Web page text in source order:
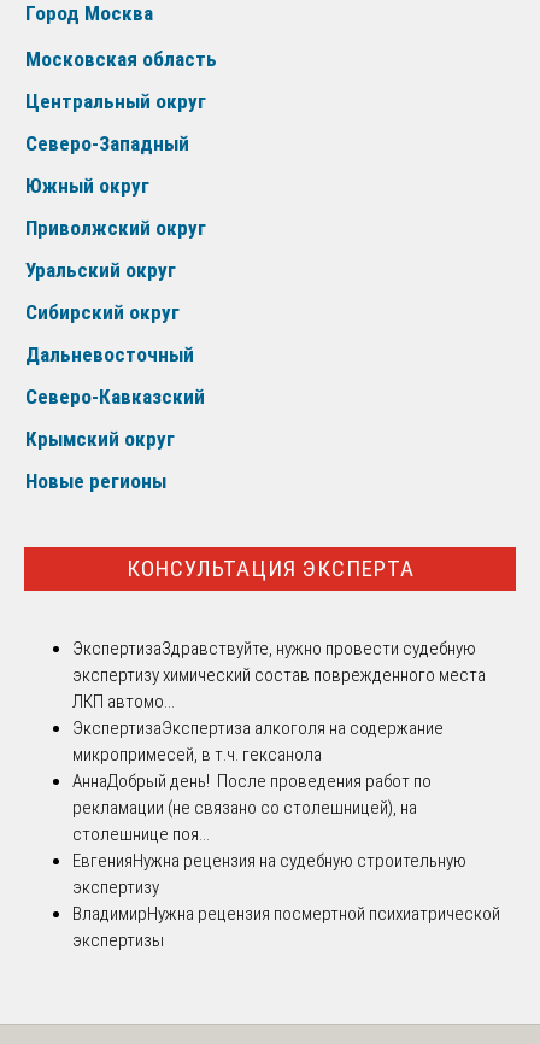
Город Москва
Московская область
Центральный округ
Северо-Западный
Южный округ
Приволжский округ
Уральский округ
Сибирский округ
Дальневосточный
Северо-Кавказский
Крымский округ
Новые регионы
КОНСУЛЬТАЦИЯ ЭКСПЕРТА
ЭкспертизаЗдравствуйте, нужно провести судебную
экспертизу химический состав поврежденного места
ЛКП автомо...
ЭкспертизаЭкспертиза алкоголя на содержание
микропримесей, в т.ч. гексанола
АннаДобрый день! После проведения работ по
рекламации (не связано со столешницей), на
столешнице поя...
ЕвгенияНужна рецензия на судебную строительную
экспертизу
ВладимирНужна рецензия посмертной психиатрической
экспертизы